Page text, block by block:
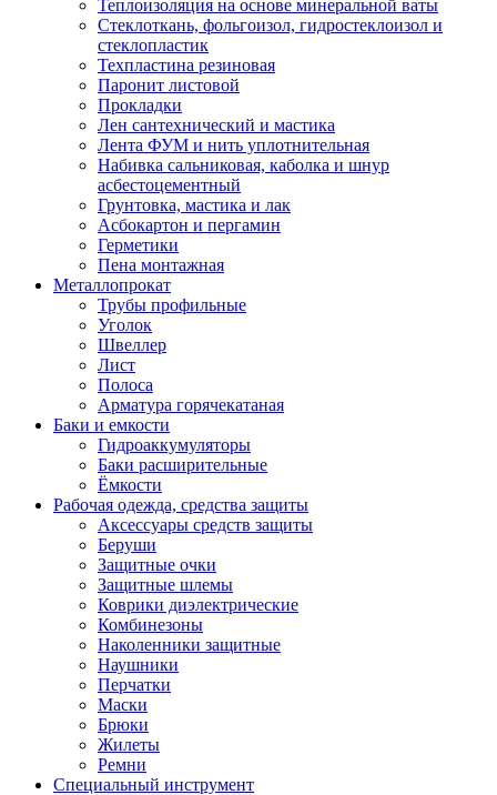
Теплоизоляция на основе минеральной ваты
Стеклоткань, фольгоизол, гидростеклоизол и
стеклопластик
Техпластина резиновая
Паронит листовой
Прокладки
Лен сантехнический и мастика
Лента ФУМ и нить уплотнительная
Набивка сальниковая, каболка и шнур
асбестоцементный
Грунтовка, мастика и лак
Асбокартон и пергамин
Герметики
Пена монтажная
Металлопрокат
Трубы профильные
Уголок
Швеллер
Лист
Полоса
Арматура горячекатаная
Баки и емкости
Гидроаккумуляторы
Баки расширительные
Ёмкости
Рабочая одежда, средства защиты
Аксессуары средств защиты
Беруши
Защитные очки
Защитные шлемы
Коврики диэлектрические
Комбинезоны
Наколенники защитные
Наушники
Перчатки
Маски
Брюки
Жилеты
Ремни
Специальный инструмент